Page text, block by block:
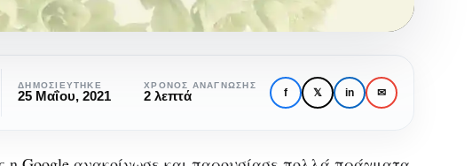
ΔΗΜΟΣΙΕΎΤΗΚΕ
25 Μαΐου, 2021
ΧΡΌΝΟΣ ΑΝΆΓΝΩΣΗΣ
2 λεπτά f 𝕏 in ✉